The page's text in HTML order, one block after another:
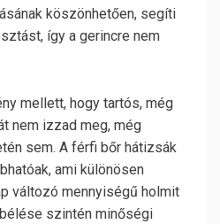
köszönhetően, segíti
így a gerincre nem
mellett, hogy tartós, még
nem izzad meg, még
sem. A férfi bőr hátizsák
ami különösen
változó mennyiségű holmit
szintén minőségi